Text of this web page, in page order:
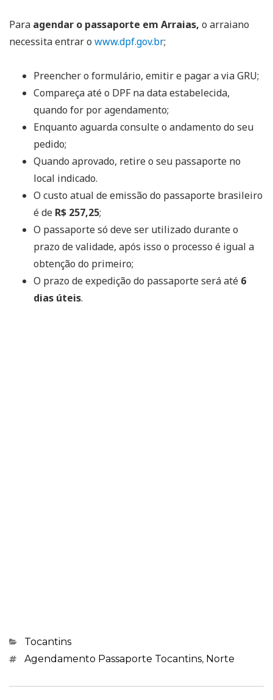
Para agendar o passaporte em Arraias, o arraiano
necessita entrar o www.dpf.gov.br;
Preencher o formulário, emitir e pagar a via GRU;
Compareça até o DPF na data estabelecida,
quando for por agendamento;
Enquanto aguarda consulte o andamento do seu
pedido;
Quando aprovado, retire o seu passaporte no
local indicado.
O custo atual de emissão do passaporte brasileiro
é de R$ 257,25;
O passaporte só deve ser utilizado durante o
prazo de validade, após isso o processo é igual a
obtenção do primeiro;
O prazo de expedição do passaporte será até 6
dias úteis.
Categorias
Tocantins
Marcações
Agendamento Passaporte Tocantins, Norte